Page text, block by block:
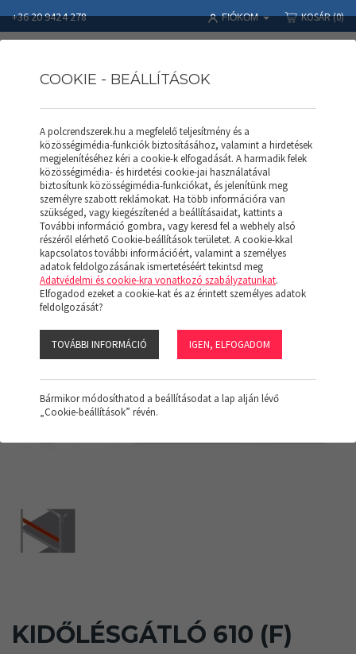
+36 20 9424 278 FIÓKOM KOSÁR(0)
Polcrendszerek Termékek SALGÓ POLC Kidőlésgátló 610 (F)
KIDŐLÉSGÁTLÓ 610 (F)
COOKIE - BEÁLLÍTÁSOK
A polcrendszerek.hu a megfelelő teljesítmény és a
közösségimédia-funkciók biztosításához, valamint a hirdetések
megjelenítéséhez kéri a cookie-k elfogadását. A harmadik felek
közösségimédia- és hirdetési cookie-jai használatával
biztosítunk közösségimédia-funkciókat, és jelenítünk meg
személyre szabott reklámokat. Ha több információra van
szükséged, vagy kiegészítenéd a beállításaidat, kattints a
További információ gombra, vagy keresd fel a webhely alsó
részéről elérhető Cookie-beállítások területet. A cookie-kkal
kapcsolatos további információért, valamint a személyes
adatok feldolgozásának ismertetéséért tekintsd meg
Adatvédelmi és cookie-kra vonatkozó szabályzatunkat.
Elfogadod ezeket a cookie-kat és az érintett személyes adatok
feldolgozását?
TOVÁBBI INFORMÁCIÓ IGEN, ELFOGADOM
Bármikor módosíthatod a beállításodat a lap alján lévő
„Cookie-beállítások” révén.